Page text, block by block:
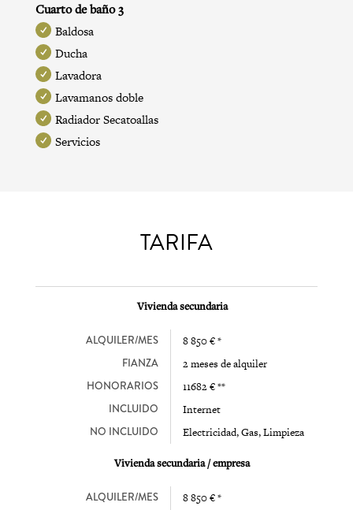
Cuarto de baño 3
Baldosa
Ducha
Lavadora
Lavamanos doble
Radiador Secatoallas
Servicios
TARIFA
Vivienda secundaria
ALQUILER/MES 8 850 € *
FIANZA 2 meses de alquiler
HONORARIOS 11682 € **
INCLUIDO Internet
NO INCLUIDO Electricidad, Gas, Limpieza
Vivienda secundaria / empresa
ALQUILER/MES 8 850 € *